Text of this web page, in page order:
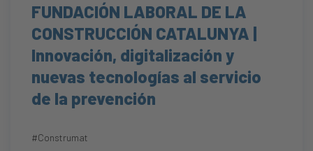
FUNDACIÓN LABORAL DE LA
CONSTRUCCIÓN CATALUNYA |
Innovación, digitalización y
nuevas tecnologías al servicio
de la prevención
#Construmat